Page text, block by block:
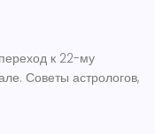
к 22-му
Советы астрологов,